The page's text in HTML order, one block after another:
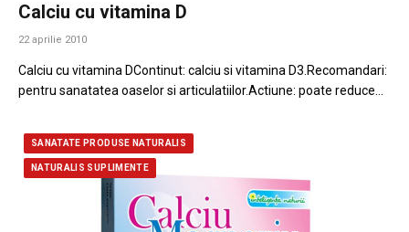
Calciu cu vitamina D
22 aprilie 2010
Calciu cu vitamina DContinut: calciu si vitamina D3.Recomandari:
pentru sanatatea oaselor si articulatiilor.Actiune: poate reduce…
SANATATE PRODUSE NATURALIS
NATURALIS SUPLIMENTE